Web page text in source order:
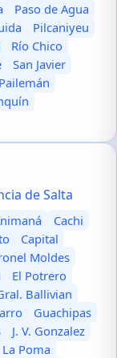
Paso de Agua
Pilcaniyeu
Río Chico
San Javier
de Salta
Cachi
Capital
Moldes
El Potrero
Ballivian
Guachipas
J. V. Gonzalez
La Poma